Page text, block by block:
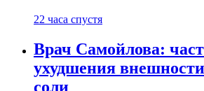
22 часа спустя
Врач Самойлова:
ухудшения
соли